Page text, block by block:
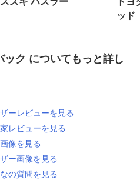
ッド
ク についてもっと詳し
ーレビューを見る
レビューを見る
像を見る
ー画像を見る
の質問を見る